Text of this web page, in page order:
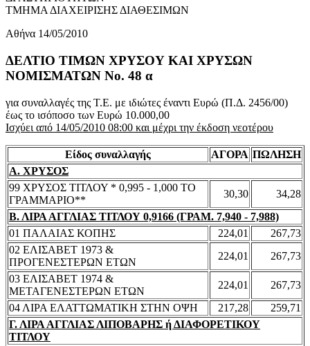
ΤΜΗΜΑ ΔΙΑΧΕΙΡΙΣΗΣ ΔΙΑΘΕΣΙΜΩΝ
Αθήνα 14/05/2010
ΔΕΛΤΙΟ ΤΙΜΩΝ ΧΡΥΣΟΥ ΚΑΙ ΧΡΥΣΩΝ
ΝΟΜΙΣΜΑΤΩΝ No. 48 α
για συναλλαγές της Τ.Ε. με ιδιώτες έναντι Ευρώ (Π.Δ. 2456/00)
έως το ισόποσο των Ευρώ 10.000,00
Ισχύει από 14/05/2010 08:00 και μέχρι την έκδοση νεοτέρου
Είδος συναλλαγής ΑΓΟΡΑ ΠΩΛΗΣΗ
Α. ΧΡΥΣΟΣ
99 ΧΡΥΣΟΣ ΤΙΤΛΟΥ * 0,995 - 1,000 ΤΟ
ΓΡΑΜΜΑΡΙΟ**
30,30
34,28
Β. ΛΙΡΑ ΑΓΓΛΙΑΣ ΤΙΤΛΟΥ 0,9166 (ΓΡΑΜ. 7,940 - 7,988)
01 ΠΑΛΑΙΑΣ ΚΟΠΗΣ
224,01
267,73
02 ΕΛΙΣΑΒΕΤ 1973 &
ΠΡΟΓΕΝΕΣΤΕΡΩΝ ΕΤΩΝ
224,01
267,73
03 ΕΛΙΣΑΒΕΤ 1974 &
ΜΕΤΑΓΕΝΕΣΤΕΡΩΝ ΕΤΩΝ
224,01
267,73
04 ΛΙΡΑ ΕΛΑΤΤΩΜΑΤΙΚΗ ΣΤΗΝ ΟΨΗ
217,28
259,71
Γ. ΛΙΡΑ ΑΓΓΛΙΑΣ ΛΙΠΟΒΑΡΗΣ ή ΔΙΑΦΟΡΕΤΙΚΟΥ
ΤΙΤΛΟΥ